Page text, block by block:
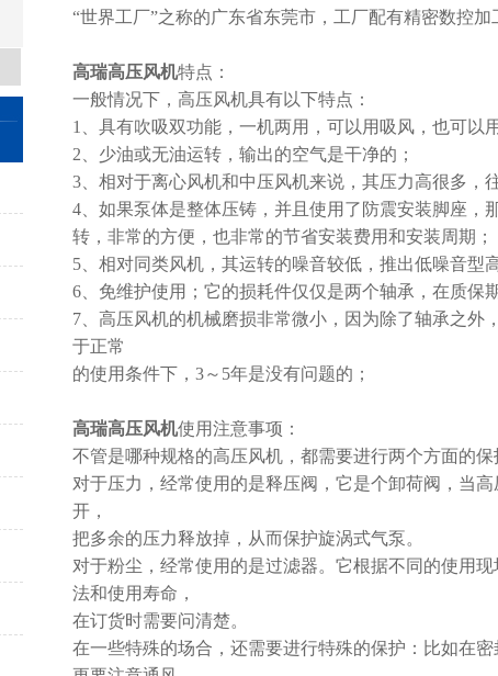
“世界工厂”之称的广东省东莞市，工厂配有精密数控
高瑞高压风机特点：
一般情况下，高压风机具有以下特点：
1、具有吹吸双功能，一机两用，可以用吸风，也可以
2、少油或无油运转，输出的空气是干净的；
3、相对于离心风机和中压风机来说，其压力高很多，
4、如果泵体是整体压铸，并且使用了防震安装脚座，
转，非常的方便，也非常的节省安装费用和安装周期；
5、相对同类风机，其运转的噪音较低，推出低噪音型
6、免维护使用；它的损耗件仅仅是两个轴承，在质保
7、高压风机的机械磨损非常微小，因为除了轴承之外
于正常
的使用条件下，3～5年是没有问题的；
高瑞高压风机使用注意事项：
不管是哪种规格的高压风机，都需要进行两个方面的保
对于压力，经常使用的是释压阀，它是个卸荷阀，当
开，
把多余的压力释放掉，从而保护旋涡式气泵。
对于粉尘，经常使用的是过滤器。它根据不同的使用
法和使用寿命，
在订货时需要问清楚。
在一些特殊的场合，还需要进行特殊的保护：比如在